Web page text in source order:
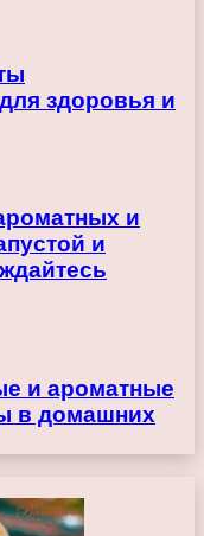
здоровья и
и
и
и ароматные
в домашних